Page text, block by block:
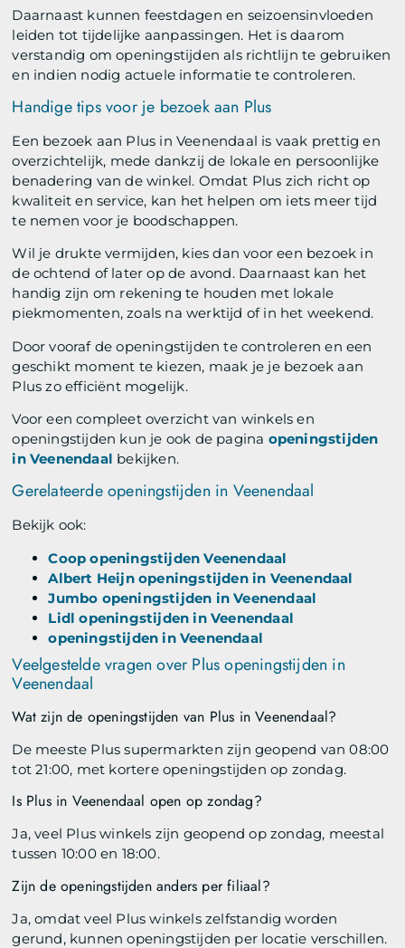
Daarnaast kunnen feestdagen en seizoensinvloeden
leiden tot tijdelijke aanpassingen. Het is daarom
verstandig om openingstijden als richtlijn te gebruiken
en indien nodig actuele informatie te controleren.
Handige tips voor je bezoek aan Plus
Een bezoek aan Plus in Veenendaal is vaak prettig en
overzichtelijk, mede dankzij de lokale en persoonlijke
benadering van de winkel. Omdat Plus zich richt op
kwaliteit en service, kan het helpen om iets meer tijd
te nemen voor je boodschappen.
Wil je drukte vermijden, kies dan voor een bezoek in
de ochtend of later op de avond. Daarnaast kan het
handig zijn om rekening te houden met lokale
piekmomenten, zoals na werktijd of in het weekend.
Door vooraf de openingstijden te controleren en een
geschikt moment te kiezen, maak je je bezoek aan
Plus zo efficiënt mogelijk.
Voor een compleet overzicht van winkels en
openingstijden kun je ook de pagina openingstijden
in Veenendaal bekijken.
Gerelateerde openingstijden in Veenendaal
Bekijk ook:
Coop openingstijden Veenendaal
Albert Heijn openingstijden in Veenendaal
Jumbo openingstijden in Veenendaal
Lidl openingstijden in Veenendaal
openingstijden in Veenendaal
Veelgestelde vragen over Plus openingstijden in
Veenendaal
Wat zijn de openingstijden van Plus in Veenendaal?
De meeste Plus supermarkten zijn geopend van 08:00
tot 21:00, met kortere openingstijden op zondag.
Is Plus in Veenendaal open op zondag?
Ja, veel Plus winkels zijn geopend op zondag, meestal
tussen 10:00 en 18:00.
Zijn de openingstijden anders per filiaal?
Ja, omdat veel Plus winkels zelfstandig worden
gerund, kunnen openingstijden per locatie verschillen.